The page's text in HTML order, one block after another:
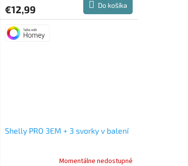
je
5,0
z
5
€12,99 Do košíka
Shelly PRO 3EM + 3 svorky v balení
Momentálne nedostupné